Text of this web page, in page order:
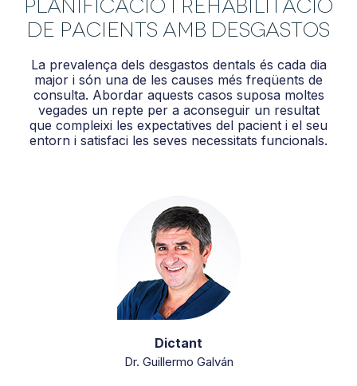
planificació i rehabilitació
de pacients amb desgastos
La prevalença dels desgastos dentals és cada dia
major i són una de les causes més freqüents de
consulta. Abordar aquests casos suposa moltes
vegades un repte per a aconseguir un resultat
que compleixi les expectatives del pacient i el seu
entorn i satisfaci les seves necessitats funcionals.
Dictant
Dr. Guillermo Galván